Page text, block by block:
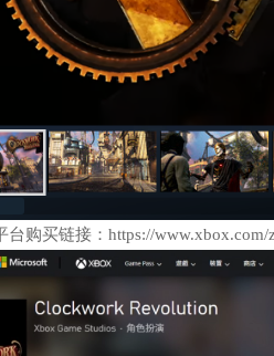
台购买链接：https://www.xbox.com/